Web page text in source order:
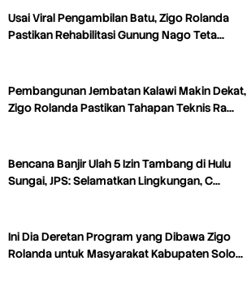
Usai Viral Pengambilan Batu, Zigo Rolanda
Pastikan Rehabilitasi Gunung Nago Teta…
Pembangunan Jembatan Kalawi Makin Dekat,
Zigo Rolanda Pastikan Tahapan Teknis Ra…
Bencana Banjir Ulah 5 Izin Tambang di Hulu
Sungai, JPS: Selamatkan Lingkungan, C…
Ini Dia Deretan Program yang Dibawa Zigo
Rolanda untuk Masyarakat Kabupaten Solo…